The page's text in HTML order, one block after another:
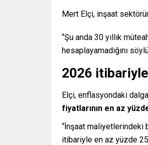
Mert Elçi, inşaat
“Şu anda 30 yıllık
hesaplayamadığını
2026
Elçi, enflasyondaki
fiyatlarının en az
“İnşaat maliyetlerindeki
itibariyle en az yüzde 25